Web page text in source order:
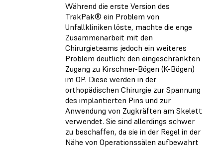
Während die erste Version des
TrakPak® ein Problem von
Unfallkliniken löste, machte die enge
Zusammenarbeit mit den
Chirurgieteams jedoch ein weiteres
Problem deutlich: den eingeschränkten
Zugang zu Kirschner-Bögen (K-Bögen)
im OP. Diese werden in der
orthopädischen Chirurgie zur Spannung
des implantierten Pins und zur
Anwendung von Zugkräften am Skelett
verwendet. Sie sind allerdings schwer
zu beschaffen, da sie in der Regel in der
Nähe von Operationssälen aufbewahrt